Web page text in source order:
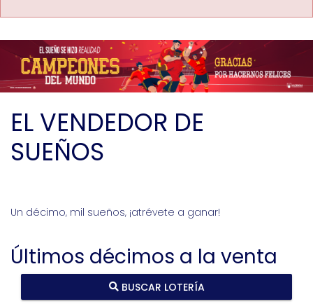
EL VENDEDOR DE
SUEÑOS
Un décimo, mil sueños, ¡atrévete a ganar!
Últimos décimos a la venta
BUSCAR LOTERÍA